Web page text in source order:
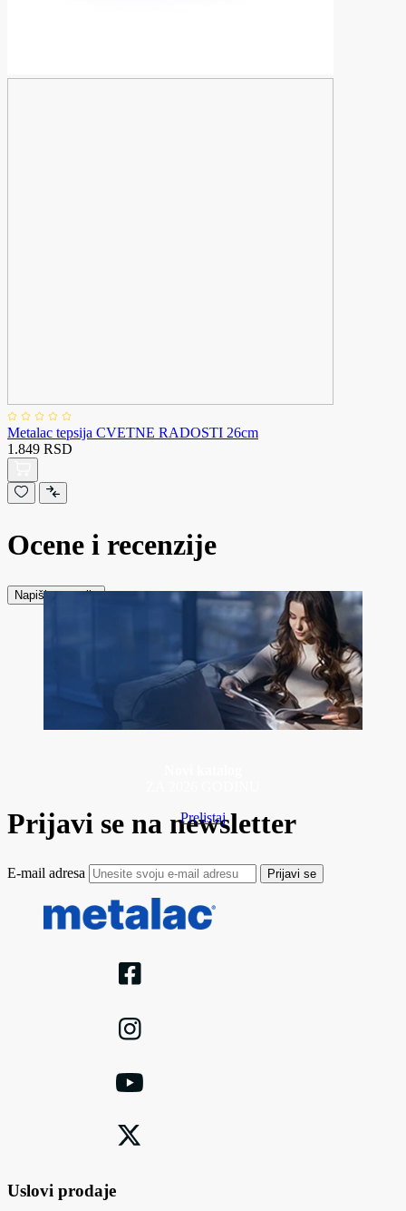
Metalac tepsija CVETNE RADOSTI 26cm
1.849 RSD
Ocene i recenzije
Napiši recenziju
Prelistaj
Prijavi se na newsletter
E-mail adresa Prijavi se
Uslovi prodaje